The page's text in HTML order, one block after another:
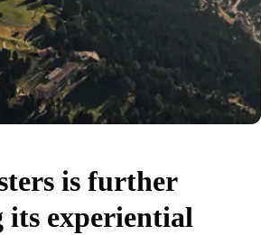
is further
its experiential